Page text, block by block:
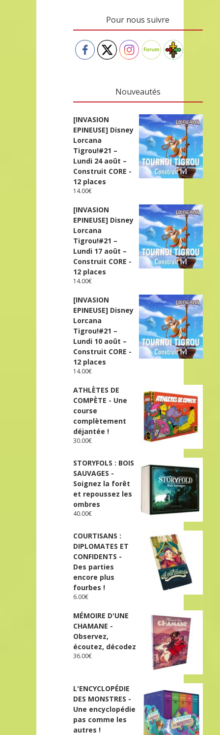
Pour nous suivre
Nouveautés
[INVASION
EPINEUSE] Disney
Lorcana
Tigrou!#21 –
Lundi 24 août –
Construit CORE -
12 places
14.00€
[INVASION
EPINEUSE] Disney
Lorcana
Tigrou!#21 –
Lundi 17 août –
Construit CORE -
12 places
14.00€
[INVASION
EPINEUSE] Disney
Lorcana
Tigrou!#21 –
Lundi 10 août –
Construit CORE -
12 places
14.00€
ATHLÈTES DE
COMPÈTE - Une
course
complètement
déjantée !
30.00€
STORYFOLS : BOIS
SAUVAGES -
Soignez la forêt
et repoussez les
ombres
40.00€
COURTISANS :
DIPLOMATES ET
CONFIDENTS -
Des parties
encore plus
fourbes !
6.00€
MÉMOIRE D'UNE
CHAMANE -
Observez,
écoutez, décodez
36.00€
L'ENCYCLOPÉDIE
DES MONSTRES -
Une encyclopédie
pas comme les
autres !